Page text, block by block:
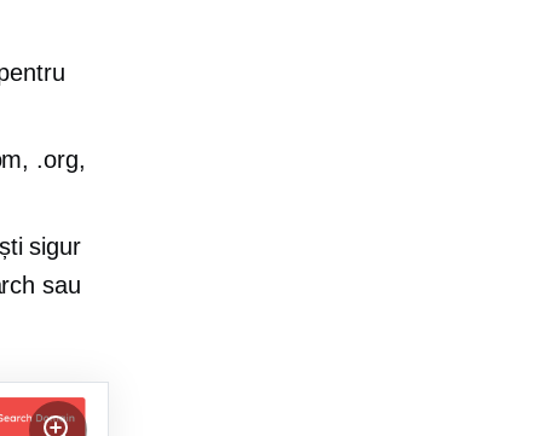
.org,
sigur
sau